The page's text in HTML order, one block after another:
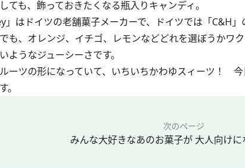
ても、飾っておきたくなる瓶入りキャンディ。
」はドイツの老舗菓子メーカーで、ドイツでは「C&H」
も、オレンジ、イチゴ、レモンなどどれを選ぼうかワ
うなジューシーさです。
ーツの形になっていて、いちいちかわゆスィーツ！
。
次のページ
みんな大好きなあのお菓子が 大人向けに